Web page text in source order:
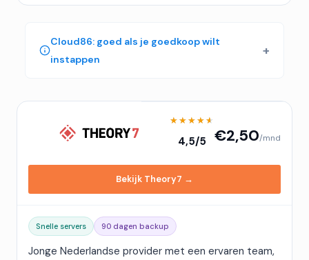
Cloud86: goed als je goedkoop wilt
instappen
★★★★★
★★★★★
4,5/5 €2,50/mnd
Bekijk Theory7 →
Snelle servers 90 dagen backup
Jonge Nederlandse provider met een ervaren team,